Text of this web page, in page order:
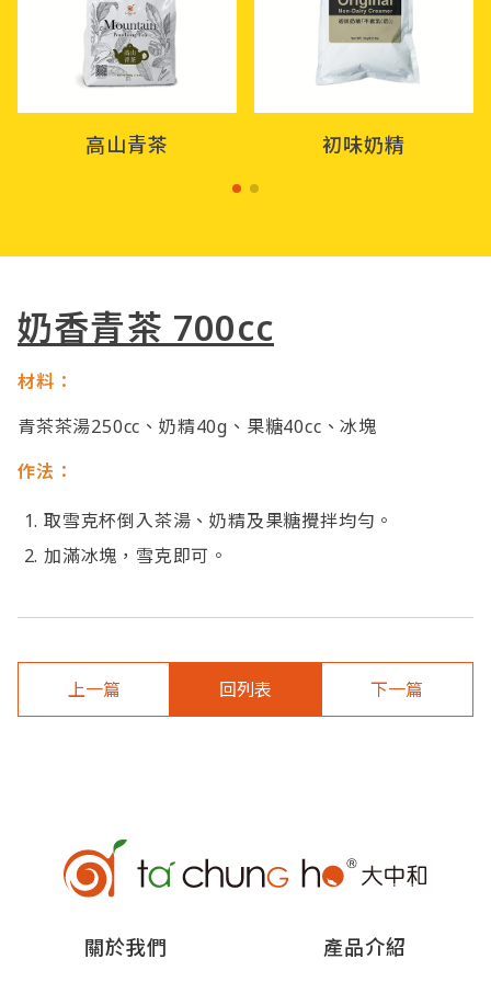
高山青茶 初味奶精
奶香青茶 700cc
材料：
青茶茶湯250cc、奶精40g、果糖40cc、冰塊
作法：
取雪克杯倒入茶湯、奶精及果糖攪拌均勻。
加滿冰塊，雪克即可。
上一篇 回列表 下一篇
關於我們 產品介紹